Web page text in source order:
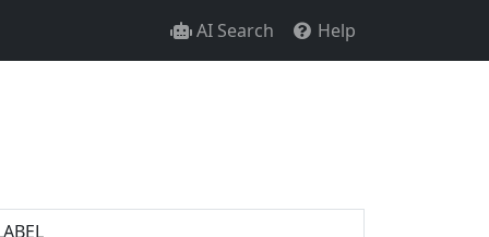
AI Search Help